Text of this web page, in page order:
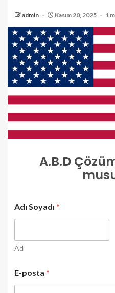
admin Kasım 20, 2025 1
A.B.D
o
r
m
S
a
d
Adı Soyadı *
Ad
E-posta *